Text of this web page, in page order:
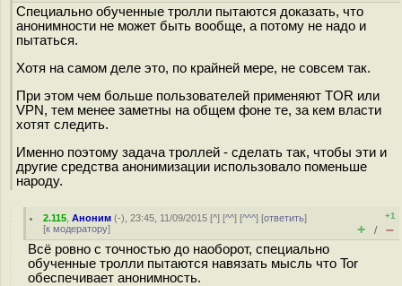
Специально обученные тролли пытаются доказать, что
анонимности не может быть вообще, а потому не надо и
пытаться.
Хотя на самом деле это, по крайней мере, не совсем так.
При этом чем больше пользователей применяют TOR или
VPN, тем менее заметны на общем фоне те, за кем власти
хотят следить.
Именно поэтому задача троллей - сделать так, чтобы эти и
другие средства анонимизации использовало поменьше
народу.
2.115 ,Аноним (-), 23:45, 11/09/2015 [^] [^^] [^^^] [ответить]
[к модератору]
+1
+ / –
Всё ровно с точностью до наоборот, специально
обученные тролли пытаются навязать мысль что Tor
обеспечивает анонимность.